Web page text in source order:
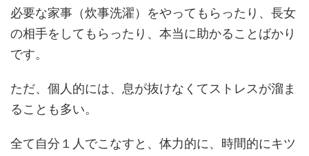
必要な家事（炊事洗濯）をやってもらったり、長女
の相手をしてもらったり、本当に助かることばかり
です。
ただ、個人的には、息が抜けなくてストレスが溜ま
ることも多い。
全て自分１人でこなすと、体力的に、時間的にキツ